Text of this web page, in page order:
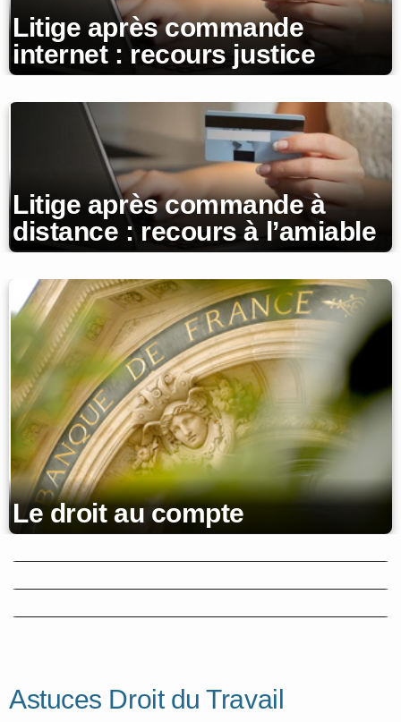
Litige après commande
internet : recours justice
Litige après commande à
distance : recours à l’amiable
Le droit au compte
Le solde bancaire
insaisissable (ou SBI)
L’abus de bien sociaux (ABS)
Les délais de prescription et
la prescription de peine
Astuces Droit du Travail